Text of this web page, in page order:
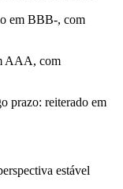
em BBB-, com
AAA, com
prazo: reiterado em
estável